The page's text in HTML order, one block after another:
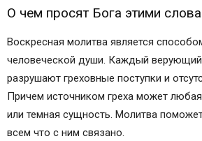
О чем просят Бога этими
Воскресная молитва является
человеческой души. Каждый верующий
разрушают греховные поступки и
Причем источником греха может
или темная сущность. Молитва
всем что с ним связано.